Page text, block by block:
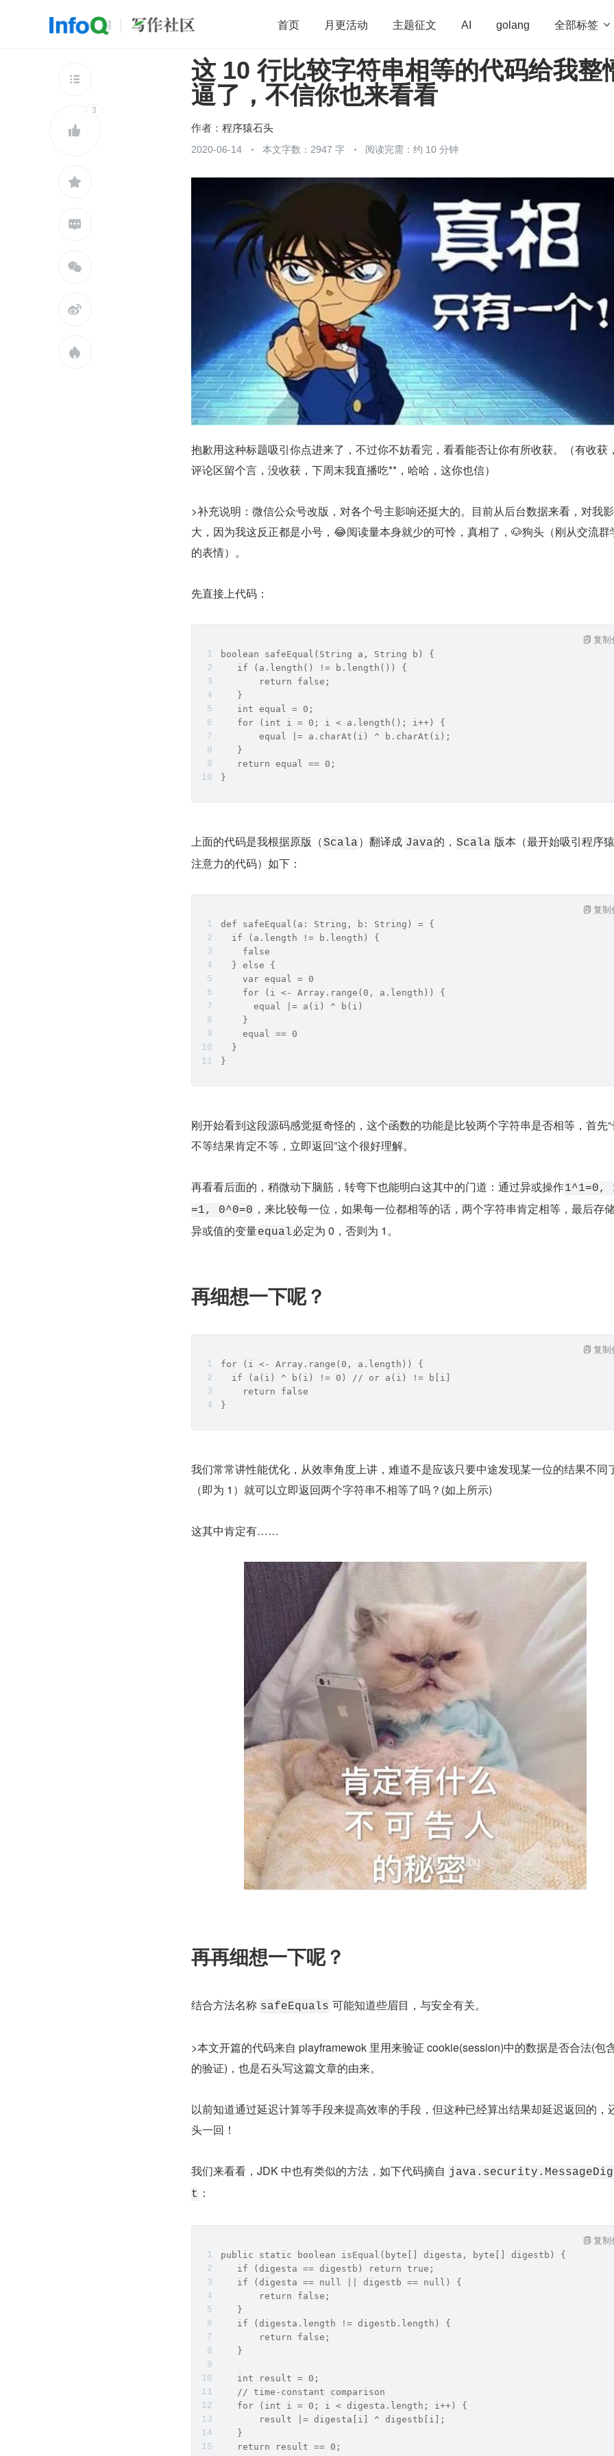
首页 月更活动 主题征文 AI golang 全部标签 
开源 架构 OpenHarmony 算法 学习方法 Web3.0 高
程序员 运维 深度思考
查看更多


3





这 10 行比较字符串相等的代码给我整
逼了，不信你也来看看
作者： 程序猿石头
2020-06-14 本文字数：2947 字 阅读完需：约 10 分钟
抱歉用这种标题吸引你点进来了，不过你不妨看完，看看能否让你有所收获。​（有收获
评论区留个言，没收获，下周末我直播吃**，哈哈，这你也信）
>补充说明：微信公众号改版，对各个号主影响还挺大的。目前从后台数据来看，对我
大，因为我这反正都是小号，😂阅读量本身就少的可怜，真相了，🐶狗头（刚从交流群
的表情）。
先直接上代码：
boolean safeEqual(String a, String b) {
   if (a.length() != b.length()) {
       return false;
   }
   int equal = 0;
   for (int i = 0; i < a.length(); i++) {
       equal |= a.charAt(i) ^ b.charAt(i);
   }
   return equal == 0;
}
复制
上面的代码是我根据原版（Scala ）翻译成 Java的， Scala 版本（最开始吸引程序
注意力的代码）如下：
def safeEqual(a: String, b: String) = {
  if (a.length != b.length) {
    false
  } else {
    var equal = 0
    for (i <- Array.range(0, a.length)) {
      equal |= a(i) ^ b(i)
    }
    equal == 0
  }
}
复制
刚开始看到这段源码感觉挺奇怪的，这个函数的功能是比较两个字符串是否相等，首先
不等结果肯定不等，立即返回”这个很好理解。
再看看后面的，稍微动下脑筋，转弯下也能明白这其中的门道：通过异或操作1^1=0,
=1, 0^0=0 ，来比较每一位，如果每一位都相等的话，两个字符串肯定相等，最后存
异或值的变量equal必定为 0，否则为 1。
再细想一下呢？
for (i <- Array.range(0, a.length)) {
  if (a(i) ^ b(i) != 0) // or a(i) != b[i]
    return false
}
复制
我们常常讲性能优化，从效率角度上讲，难道不是应该只要中途发现某一位的结果不同
（即为 1）就可以立即返回两个字符串不相等了吗？(如上所示)
这其中肯定有……
再再细想一下呢？
结合方法名称 safeEquals 可能知道些眉目，与安全有关。
>本文开篇的代码来自 playframewok 里用来验证 cookie(session)中的数据是否合法(包
的验证)，也是石头写这篇文章的由来。
以前知道通过延迟计算等手段来提高效率的手段，但这种已经算出结果却延迟返回的，
头一回！
我们来看看，JDK 中也有类似的方法，如下代码摘自
t ：
public static boolean isEqual(byte[] digesta, byte[] digestb) {
   if (digesta == digestb) return true;
   if (digesta == null || digestb == null) {
       return false;
   }
   if (digesta.length != digestb.length) {
       return false;
   }
   int result = 0;
   // time-constant comparison
   for (int i = 0; i < digesta.length; i++) {
       result |= digesta[i] ^ digestb[i];
   }
   return result == 0;
复制